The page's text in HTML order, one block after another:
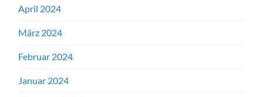
April 2024
März 2024
Februar 2024
Januar 2024